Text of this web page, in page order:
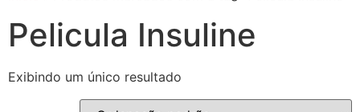
Pelicula Insuline
Exibindo um único resultado